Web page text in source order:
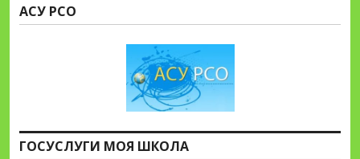
АСУ РСО
ГОСУСЛУГИ МОЯ ШКОЛА